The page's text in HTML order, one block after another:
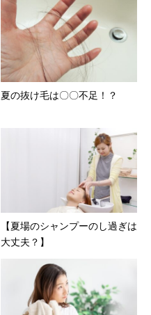
夏の抜け毛は〇〇不足！？
【夏場のシャンプーのし過ぎは
大丈夫？】